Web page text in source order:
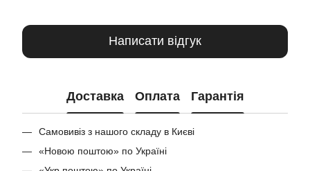
Написати відгук
Доставка Оплата Гарантія
Самовивіз з нашого складу в Києві
«Новою поштою» по Україні